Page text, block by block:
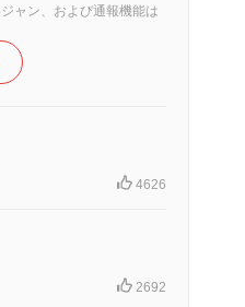
ャン、および通報機能は
4626
2692